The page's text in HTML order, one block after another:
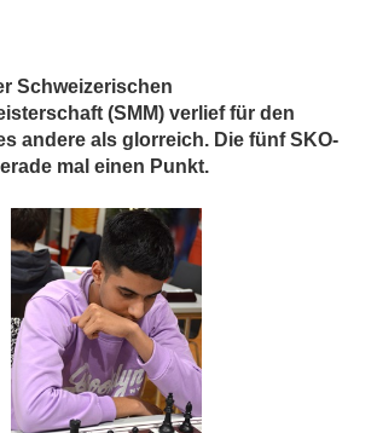
Schweizerischen
(SMM) verlief für den
andere als glorreich. Die fünf SKO-
mal einen Punkt.